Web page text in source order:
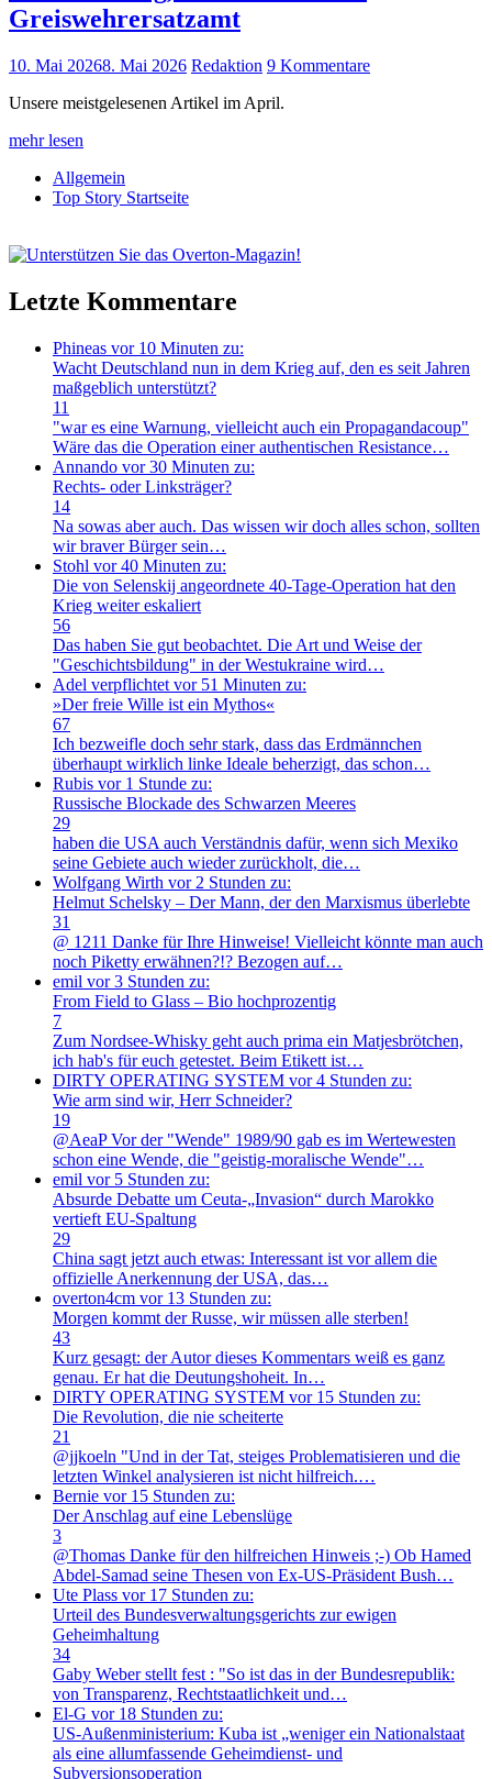
Greiswehrersatzamt
10. Mai 20268. Mai 2026 Redaktion 9 Kommentare
Unsere meistgelesenen Artikel im April.
mehr lesen
Allgemein
Top Story Startseite
Letzte Kommentare
Phineas vor 10 Minuten zu:
Wacht Deutschland nun in dem Krieg auf, den es seit Jahren
maßgeblich unterstützt?
11
"war es eine Warnung, vielleicht auch ein Propagandacoup"
Wäre das die Operation einer authentischen Resistance…
Annando vor 30 Minuten zu:
Rechts- oder Linksträger?
14
Na sowas aber auch. Das wissen wir doch alles schon, sollten
wir braver Bürger sein…
Stohl vor 40 Minuten zu:
Die von Selenskij angeordnete 40-Tage-Operation hat den
Krieg weiter eskaliert
56
Das haben Sie gut beobachtet. Die Art und Weise der
"Geschichtsbildung" in der Westukraine wird…
Adel verpflichtet vor 51 Minuten zu:
»Der freie Wille ist ein Mythos«
67
Ich bezweifle doch sehr stark, dass das Erdmännchen
überhaupt wirklich linke Ideale beherzigt, das schon…
Rubis vor 1 Stunde zu:
Russische Blockade des Schwarzen Meeres
29
haben die USA auch Verständnis dafür, wenn sich Mexiko
seine Gebiete auch wieder zurückholt, die…
Wolfgang Wirth vor 2 Stunden zu:
Helmut Schelsky – Der Mann, der den Marxismus überlebte
31
@ 1211 Danke für Ihre Hinweise! Vielleicht könnte man auch
noch Piketty erwähnen?!? Bezogen auf…
emil vor 3 Stunden zu:
From Field to Glass – Bio hochprozentig
7
Zum Nordsee-Whisky geht auch prima ein Matjesbrötchen,
ich hab's für euch getestet. Beim Etikett ist…
DIRTY OPERATING SYSTEM vor 4 Stunden zu:
Wie arm sind wir, Herr Schneider?
19
@AeaP Vor der "Wende" 1989/90 gab es im Wertewesten
schon eine Wende, die "geistig-moralische Wende"…
emil vor 5 Stunden zu:
Absurde Debatte um Ceuta-„Invasion“ durch Marokko
vertieft EU-Spaltung
29
China sagt jetzt auch etwas: Interessant ist vor allem die
offizielle Anerkennung der USA, das…
overton4cm vor 13 Stunden zu:
Morgen kommt der Russe, wir müssen alle sterben!
43
Kurz gesagt: der Autor dieses Kommentars weiß es ganz
genau. Er hat die Deutungshoheit. In…
DIRTY OPERATING SYSTEM vor 15 Stunden zu:
Die Revolution, die nie scheiterte
21
@jjkoeln "Und in der Tat, steiges Problematisieren und die
letzten Winkel analysieren ist nicht hilfreich.…
Bernie vor 15 Stunden zu:
Der Anschlag auf eine Lebenslüge
3
@Thomas Danke für den hilfreichen Hinweis ;-) Ob Hamed
Abdel-Samad seine Thesen von Ex-US-Präsident Bush…
Ute Plass vor 17 Stunden zu:
Urteil des Bundesverwaltungsgerichts zur ewigen
Geheimhaltung
34
Gaby Weber stellt fest : "So ist das in der Bundesrepublik:
von Transparenz, Rechtstaatlichkeit und…
El-G vor 18 Stunden zu:
US-Außenministerium: Kuba ist „weniger ein Nationalstaat
als eine allumfassende Geheimdienst- und
Subversionsoperation